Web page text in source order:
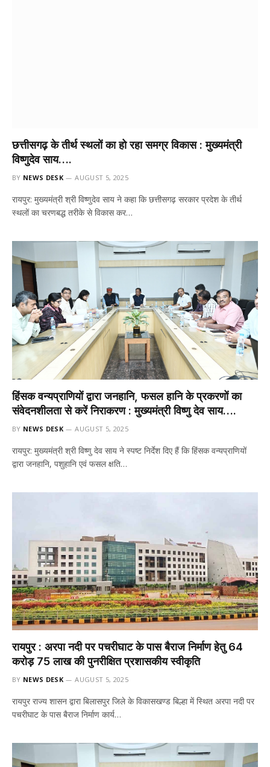
छत्तीसगढ़ के तीर्थ स्थलों का हो रहा समग्र विकास : मुख्यमंत्री
विष्णुदेव साय….
BY NEWS DESK AUGUST 5, 2025
रायपुर: मुख्यमंत्री श्री विष्णुदेव साय ने कहा कि छत्तीसगढ़ सरकार प्रदेश के तीर्थ
स्थलों का चरणबद्ध तरीके से विकास कर…
हिंसक वन्यप्राणियों द्वारा जनहानि, फसल हानि के प्रकरणों का
संवेदनशीलता से करें निराकरण : मुख्यमंत्री विष्णु देव साय….
BY NEWS DESK AUGUST 5, 2025
रायपुर: मुख्यमंत्री श्री विष्णु देव साय ने स्पष्ट निर्देश दिए हैं कि हिंसक वन्यप्राणियों
द्वारा जनहानि, पशुहानि एवं फसल क्षति…
रायपुर : अरपा नदी पर पचरीघाट के पास बैराज निर्माण हेतु 64
करोड़ 75 लाख की पुनरीक्षित प्रशासकीय स्वीकृति
BY NEWS DESK AUGUST 5, 2025
रायपुर राज्य शासन द्वारा बिलासपुर जिले के विकासखण्ड बिल्हा में स्थित अरपा नदी पर
पचरीघाट के पास बैराज निर्माण कार्य…